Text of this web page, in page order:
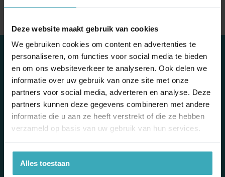
Deze website maakt gebruik van cookies
We gebruiken cookies om content en advertenties te
personaliseren, om functies voor social media te bieden
en om ons websiteverkeer te analyseren. Ook delen we
informatie over uw gebruik van onze site met onze
partners voor social media, adverteren en analyse. Deze
partners kunnen deze gegevens combineren met andere
informatie die u aan ze heeft verstrekt of die ze hebben
verzameld op basis van uw gebruik van hun services.
Alles toestaan
contact
Mooi & More Wonen
Escudostraat 7
2991 XV Barendrecht
010 – 420 41 45
info@mooienmore.nl
openingstijden
Aangepaste openingstijden juli-augustus